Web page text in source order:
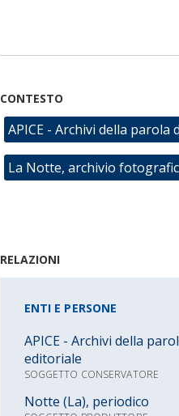
CONTESTO
APICE - Archivi della
La Notte, archivio
RELAZIONI
ENTI E PERSONE
APICE - Archivi della
editoriale
SOGGETTO CONSERVATORE
Notte (La), periodico